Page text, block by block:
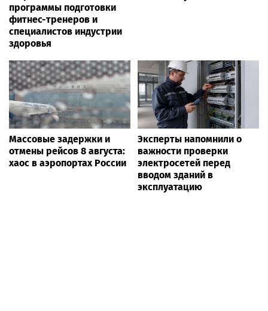
программы подготовки
фитнес-тренеров и
специалистов индустрии
здоровья
Массовые задержки и
отмены рейсов 8 августа:
хаос в аэропортах России
Эксперты напомнили о
важности проверки
электросетей перед
вводом зданий в
эксплуатацию